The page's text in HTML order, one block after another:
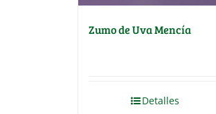
Zumo de Uva Mencía
Detalles